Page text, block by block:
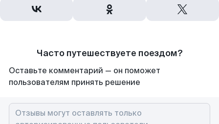
Часто путешествуете поездом?
Оставьте комментарий — он поможет
пользователям принять решение